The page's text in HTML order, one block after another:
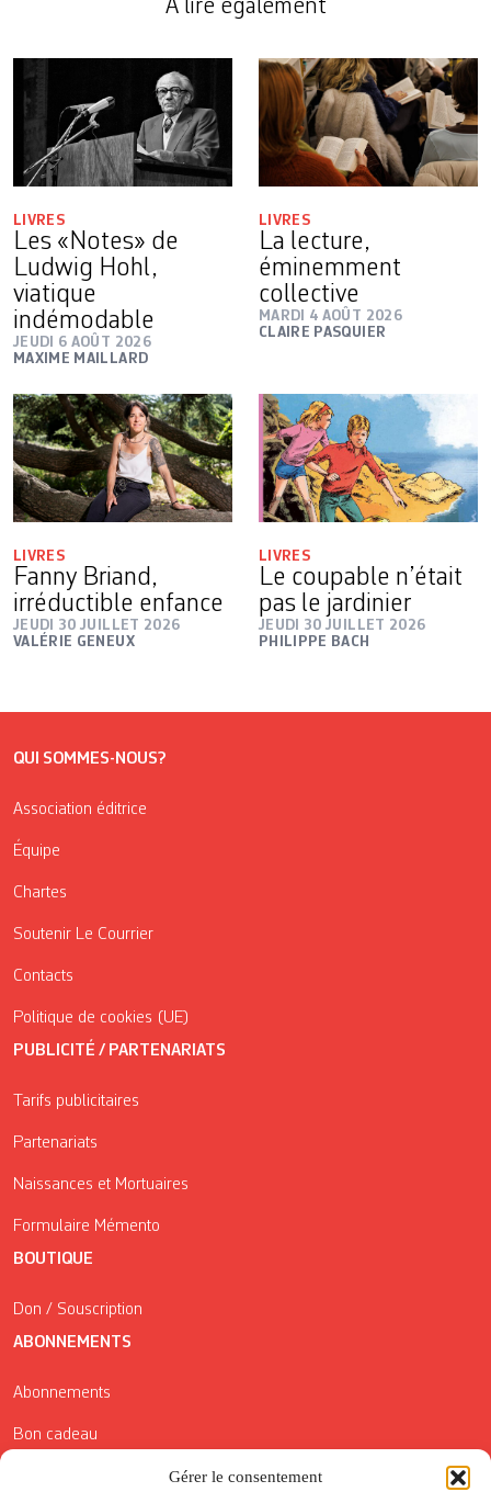
Gérer le consentement
A lire également
LIVRES
Les «Notes» de
Ludwig Hohl,
viatique
indémodable
JEUDI 6 AOÛT 2026
MAXIME MAILLARD
LIVRES
La lecture,
éminemment
collective
MARDI 4 AOÛT 2026
CLAIRE PASQUIER
LIVRES
Fanny Briand,
irréductible enfance
JEUDI 30 JUILLET 2026
VALÉRIE GENEUX
LIVRES
Le coupable n’était
pas le jardinier
JEUDI 30 JUILLET 2026
PHILIPPE BACH
QUI SOMMES-NOUS?
Association éditrice
Équipe
Chartes
Soutenir Le Courrier
Contacts
Politique de cookies (UE)
PUBLICITÉ / PARTENARIATS
Tarifs publicitaires
Partenariats
Naissances et Mortuaires
Formulaire Mémento
BOUTIQUE
Don / Souscription
ABONNEMENTS
Abonnements
Bon cadeau
Conditions générales de vente